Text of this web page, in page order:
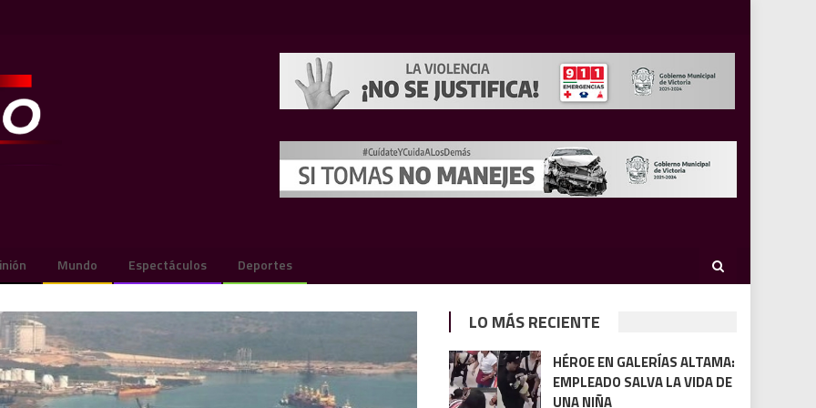
Mundo Espectáculos Deportes
LO MÁS RECIENTE
HÉROE EN GALERÍAS ALTAMA:
EMPLEADO SALVA LA VIDA DE
UNA NIÑA